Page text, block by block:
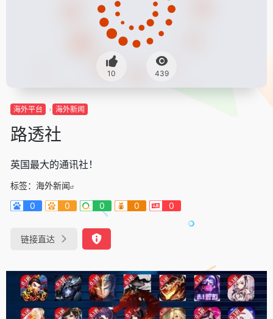
10 439
海外平台 海外新闻
路透社
英国最大的通讯社！
标签： 海外新闻
0
0 0 0 0
链接直达